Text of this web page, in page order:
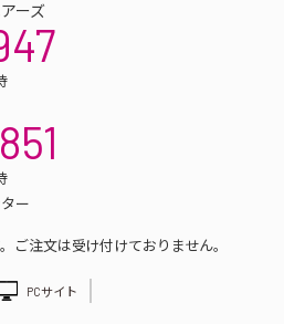
ーズ
ー
ご注文は受け付けておりません。
PCサイト